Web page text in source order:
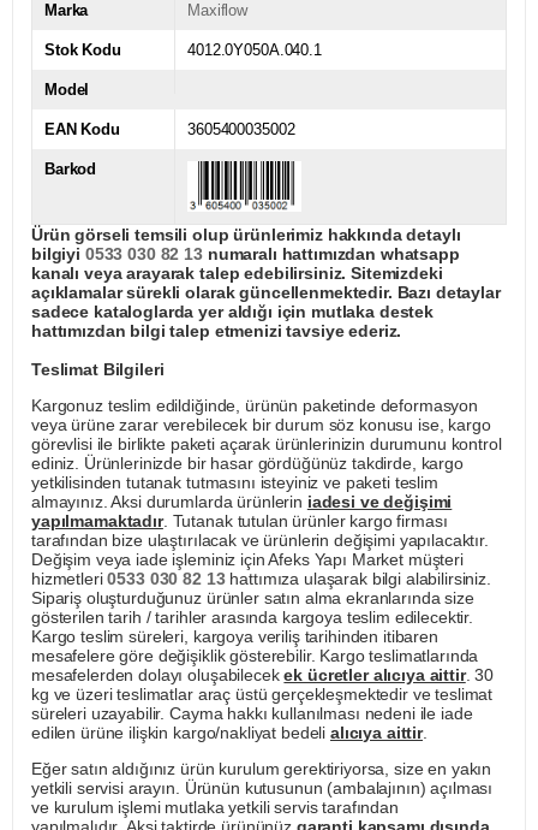
Marka Maxiflow
Stok Kodu 4012.0Y050A.040.1
Model
EAN Kodu 3605400035002
Barkod
Ürün görseli temsili olup ürünlerimiz hakkında detaylı
bilgiyi 0533 030 82 13numaralı hattımızdan whatsapp
kanalı veya arayarak talep edebilirsiniz. Sitemizdeki
açıklamalar sürekli olarak güncellenmektedir. Bazı detaylar
sadece kataloglarda yer aldığı için mutlaka destek
hattımızdan bilgi talep etmenizi tavsiye ederiz.
Teslimat Bilgileri
Kargonuz teslim edildiğinde, ürünün paketinde deformasyon
veya ürüne zarar verebilecek bir durum söz konusu ise, kargo
görevlisi ile birlikte paketi açarak ürünlerinizin durumunu kontrol
ediniz. Ürünlerinizde bir hasar gördüğünüz takdirde, kargo
yetkilisinden tutanak tutmasını isteyiniz ve paketi teslim
almayınız. Aksi durumlarda ürünlerin iadesi ve değişimi
yapılmamaktadır. Tutanak tutulan ürünler kargo firması
tarafından bize ulaştırılacak ve ürünlerin değişimi yapılacaktır.
Değişim veya iade işleminiz için Afeks Yapı Market müşteri
hizmetleri0533 030 82 13hattımıza ulaşarak bilgi alabilirsiniz.
Sipariş oluşturduğunuz ürünler satın alma ekranlarında size
gösterilen tarih / tarihler arasında kargoya teslim edilecektir.
Kargo teslim süreleri, kargoya veriliş tarihinden itibaren
mesafelere göre değişiklik gösterebilir. Kargo teslimatlarında
mesafelerden dolayı oluşabilecekek ücretler alıcıya aittir. 30
kg ve üzeri teslimatlar araç üstü gerçekleşmektedir ve teslimat
süreleri uzayabilir. Cayma hakkı kullanılması nedeni ile iade
edilen ürüne ilişkin kargo/nakliyat bedeli alıcıya aittir.
Eğer satın aldığınız ürün kurulum gerektiriyorsa, size en yakın
yetkili servisi arayın. Ürünün kutusunun (ambalajının) açılması
ve kurulum işlemi mutlaka yetkili servis tarafından